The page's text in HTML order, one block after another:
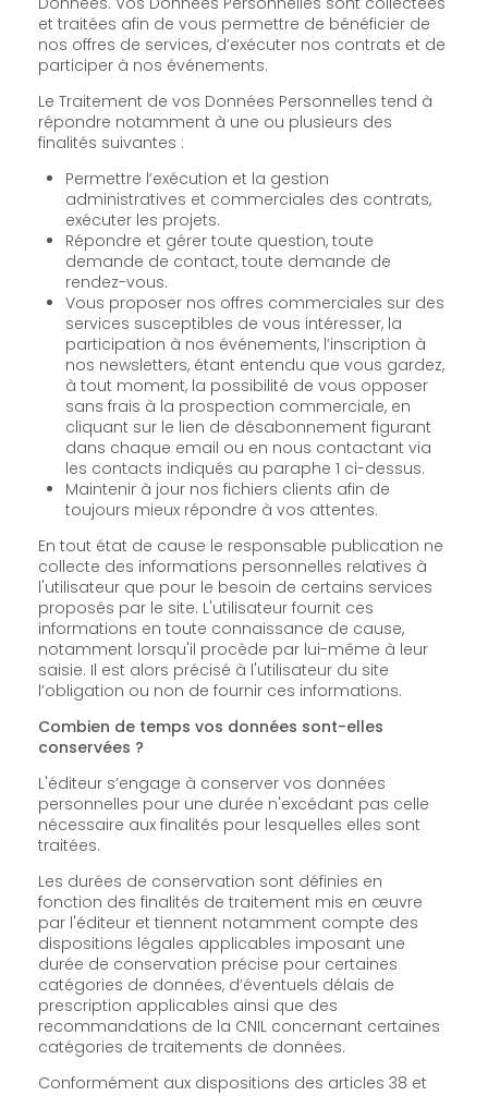
et traitées afin de vous permettre de bénéficier de
nos offres de services, d’exécuter nos contrats et de
participer à nos événements.
Le Traitement de vos Données Personnelles tend à
répondre notamment à une ou plusieurs des
finalités suivantes :
Permettre l’exécution et la gestion
administratives et commerciales des contrats,
exécuter les projets.
Répondre et gérer toute question, toute
demande de contact, toute demande de
rendez-vous.
Vous proposer nos offres commerciales sur des
services susceptibles de vous intéresser, la
participation à nos événements, l’inscription à
nos newsletters, étant entendu que vous gardez,
à tout moment, la possibilité de vous opposer
sans frais à la prospection commerciale, en
cliquant sur le lien de désabonnement figurant
dans chaque email ou en nous contactant via
les contacts indiqués au paraphe 1 ci-dessus.
Maintenir à jour nos fichiers clients afin de
toujours mieux répondre à vos attentes.
En tout état de cause le responsable publication ne
collecte des informations personnelles relatives à
l'utilisateur que pour le besoin de certains services
proposés par le site. L'utilisateur fournit ces
informations en toute connaissance de cause,
notamment lorsqu'il procède par lui-même à leur
saisie. Il est alors précisé à l'utilisateur du site
l’obligation ou non de fournir ces informations.
Combien de temps vos données sont-elles
conservées ?
L'éditeur s’engage à conserver vos données
personnelles pour une durée n'excédant pas celle
nécessaire aux finalités pour lesquelles elles sont
traitées.
Les durées de conservation sont définies en
fonction des finalités de traitement mis en œuvre
par l'éditeur et tiennent notamment compte des
dispositions légales applicables imposant une
durée de conservation précise pour certaines
catégories de données, d’éventuels délais de
prescription applicables ainsi que des
recommandations de la CNIL concernant certaines
catégories de traitements de données.
Conformément aux dispositions des articles 38 et